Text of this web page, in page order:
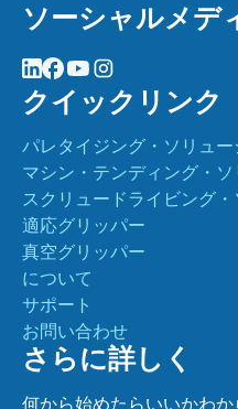
ソーシャルメデ
クイックリンク
パレタイジング・ソリュー
マシン・テンディング・
スクリュードライビング
適応グリッパー
真空グリッパー
について
サポート
お問い合わせ
さらに詳しく
何から始めたらいいかわ